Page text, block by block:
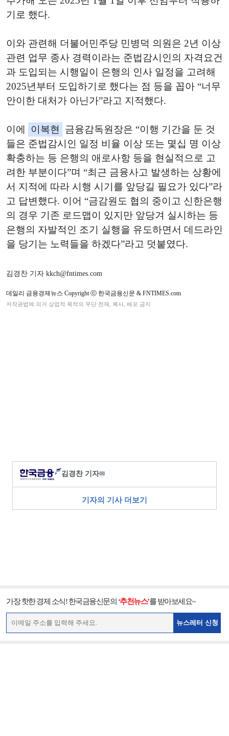
기로 했다.
이와 관련해 더불어민주당 민병덕 의원은 2년 이상
관련 업무 종사 경력이라는 준법감시인의 자격요건
과 도입되는 시행일이 은행의 인사 일정을 고려해
2025년부터 도입하기로 했다는 점 등을 꼽아 “너무
안이한 대처가 아닌가”라고 지적했다.
이에 이복현
금융감독원장은 “이행 기간을 둔 것
들은 준법감시인 일정 비율 이상 또는 몇십 명 이상
확충하는 등 은행의 애로사항 등을 현실적으로 고
려한 부분이다”며 “최근 금융사고 발생하는 상황에
서 지적에 따라 시행 시기를 앞당길 필요가 있다”라
고 답변했다. 이어 “금감원도 협의 중이고 신한은행
의 경우 기존 로드맵이 있지만 앞당겨 실시하는 등
은행의 자발적인 조기 실행을 유도하면서 데드라인
을 당기는 노력들을 하겠다”라고 덧붙였다.
김경찬 기자 kkch@fntimes.com
데일리 금융경제뉴스 Copyright ⓒ 한국금융신문 & FNTIMES.com
저작권법에 의거 상업적 목적의 무단 전재, 복사, 배포 금지
김경찬 기자✉
기자의 기사 더보기
가장 핫한 경제 소식! 한국금융신문의 ‘추천뉴스’를 받아보세요~
뉴스레터 신청